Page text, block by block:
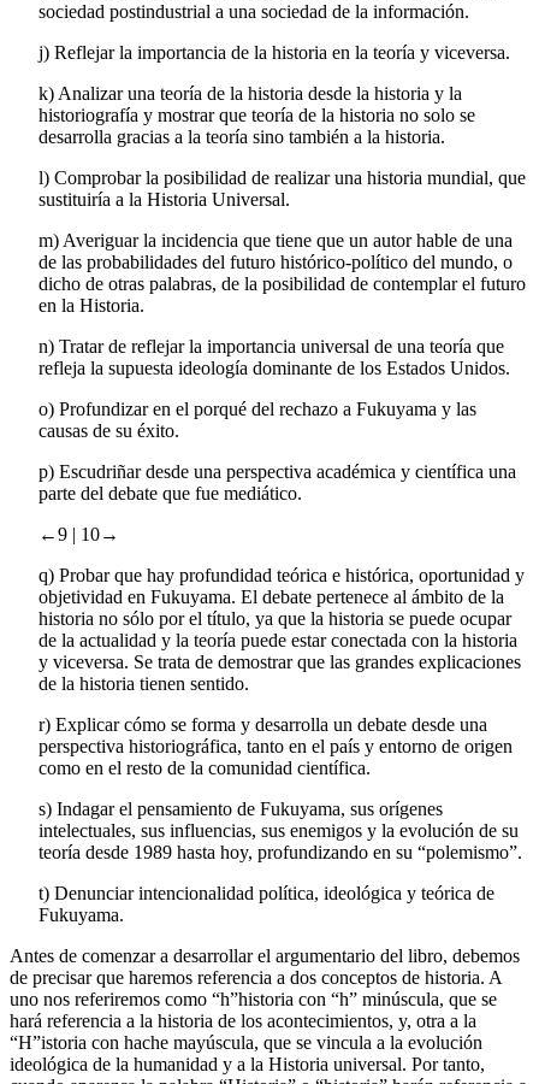
i)Mostrar el papel de “el fin de la Historia” en el paso de una
k)Analizar una teoría de la historia desde la historia y la
historiografía y mostrar que teoría de la historia no solo se
l)Comprobar la posibilidad de realizar una historia mundial, que
m) Averiguar la incidencia que tiene que un autor hable de una
de las probabilidades del futuro histórico-político del mundo, o
dicho de otras palabras, de la posibilidad de contemplar el futuro
n)Tratar de reflejar la importancia universal de una teoría que
o)Profundizar en el porqué del rechazo a Fukuyama y las
p)Escudriñar desde una perspectiva académica y científica una
q)Probar que hay profundidad teórica e histórica, oportunidad y
objetividad en Fukuyama. El debate pertenece al ámbito de la
historia no sólo por el título, ya que la historia se puede ocupar
de la actualidad y la teoría puede estar conectada con la historia
y viceversa. Se trata de demostrar que las grandes explicaciones
r)Explicar cómo se forma y desarrolla un debate desde una
perspectiva historiográfica, tanto en el país y entorno de origen
s)Indagar el pensamiento de Fukuyama, sus orígenes
intelectuales, sus influencias, sus enemigos y la evolución de su
t)Denunciar intencionalidad política, ideológica y teórica de
Antes de comenzar a desarrollar el argumentario del libro, debemos
de precisar que haremos referencia a dos conceptos de historia. A
uno nos referiremos como “h”historia con “h” minúscula, que se
hará referencia a la historia de los acontecimientos, y, otra a la
“H”istoria con hache mayúscula, que se vincula a la evolución